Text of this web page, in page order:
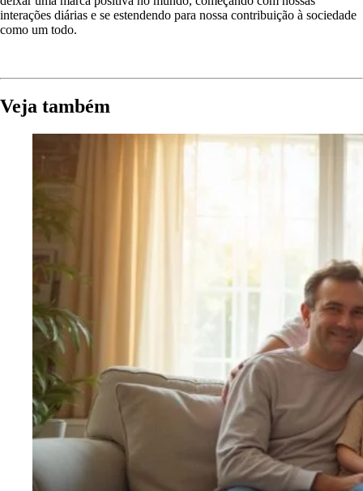
interações diárias e se estendendo para nossa contribuição à sociedade
como um todo.
Veja também